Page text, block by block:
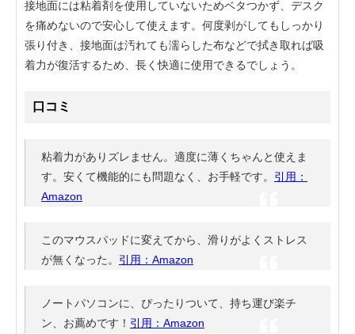
接地面には粘着剤を使用していないためベタつかず、デスク
を痛めないので安心して使えます。何度剥がしてもしっかり
張り付き、接地面は汚れても濡らした布などで拭き取れば吸
着力が復活するため、長く快適に使用できるでしょう。
口コミ
粘着力がありズレません。適度に薄くちゃんと使えま
す。安くて機能的にも問題なく、お手軽です。 引用：
Amazon
このマウスパッドに変えてから、滑りがよくストレス
が無くなった。 引用：Amazon
ノートパソコンに、ぴったりついて、持ち運び楽チ
ン、お薦めです！ 引用：Amazon